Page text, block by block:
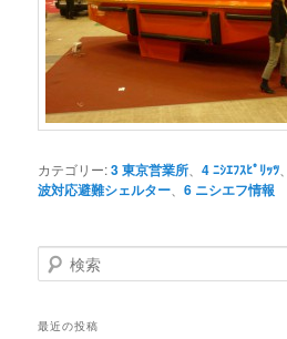
カテゴリー:3 東京営業所 、4 ﾆｼｴﾌｽﾋﾟﾘｯﾂ
波対応避難シェルター 、6 ニシエフ情報
検
索
最近の投稿